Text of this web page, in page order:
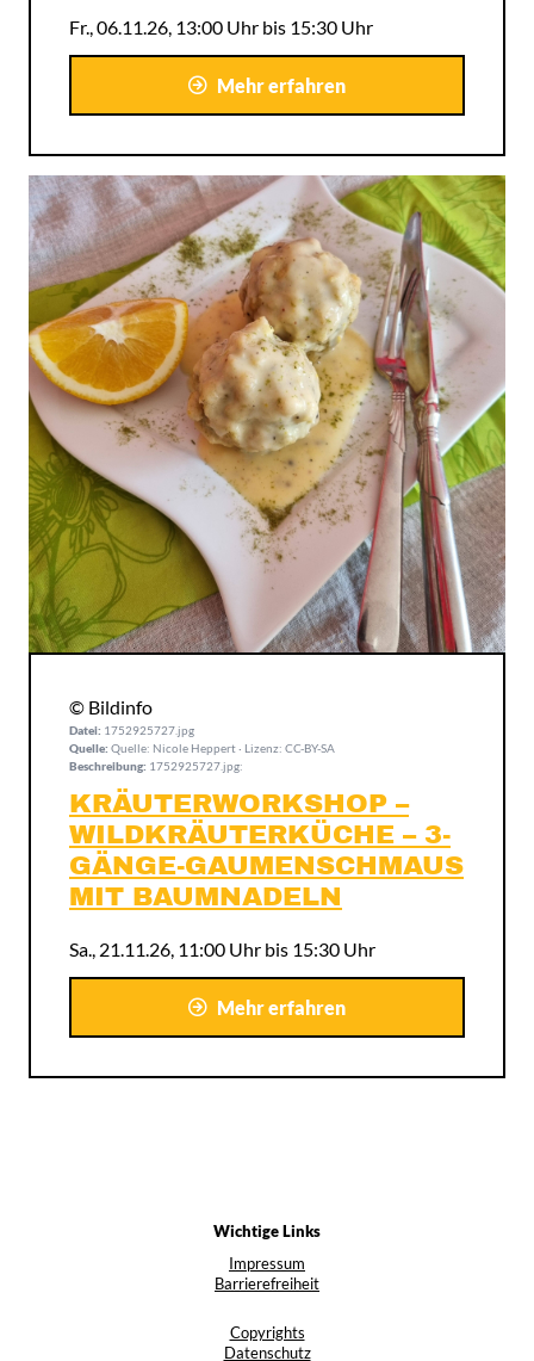
Fr., 06.11.26, 13:00 Uhr bis 15:30 Uhr
Mehr erfahren
© Bildinfo
Datei: 1752925727.jpg
Quelle: Quelle: Nicole Heppert · Lizenz: CC-BY-SA
Beschreibung: 1752925727.jpg:
KRÄUTERWORKSHOP –
WILDKRÄUTERKÜCHE – 3-
GÄNGE-GAUMENSCHMAUS
MIT BAUMNADELN
Sa., 21.11.26, 11:00 Uhr bis 15:30 Uhr
Mehr erfahren
Wichtige Links
Impressum
Barrierefreiheit
Copyrights
Datenschutz